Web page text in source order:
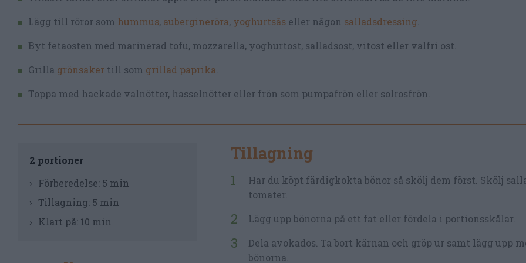
Lägg till röror som hummus, aubergineröra, yoghurtsås eller någon salladsdressing
Byt fetaosten med marinerad tofu, mozzarella, yoghurtost, salladsost, vitost eller valfri ost.
Grilla grönsaker till som grillad paprika
Toppa med hackade valnötter, hasselnötter eller frön som pumpafrön eller solrosfrön.
2 portioner
Förberedelse: 5 min
Tillagning: 5 min
Klart på: 10 min
Tillagning
Har du köpt färdigkokta bönor så skölj dem först. Skölj
tomater.
Lägg upp bönorna på ett fat eller fördela i portionsskålar.
Dela avokados. Ta bort kärnan och gröp ur samt lägg upp
bönorna.